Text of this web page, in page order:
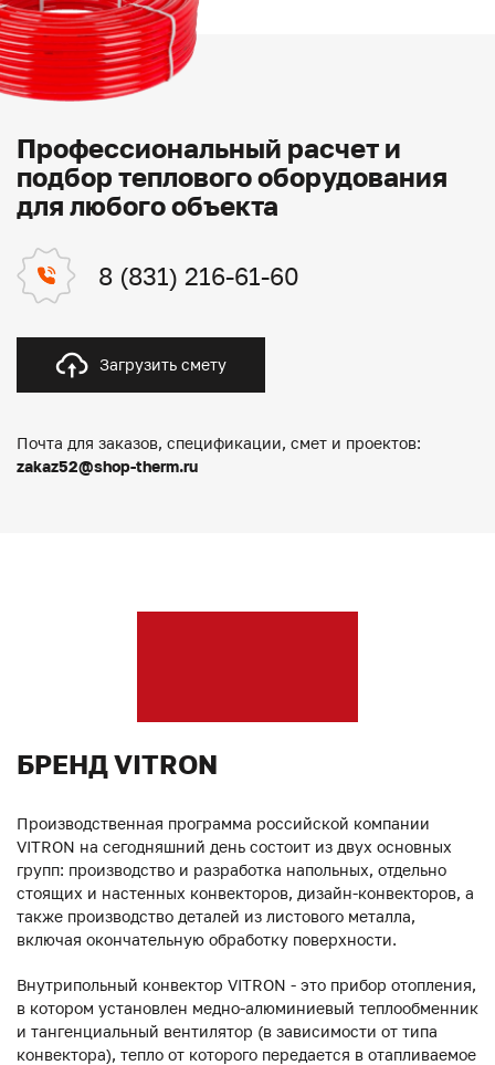
Профессиональный расчет и
подбор теплового оборудования
для любого объекта
8 (831) 216-61-60
Загрузить смету
Почта для заказов, спецификации, смет и проектов:
zakaz52@shop-therm.ru
БРЕНД VITRON
Производственная программа российской компании
VITRON на сегодняшний день состоит из двух основных
групп: производство и разработка напольных, отдельно
стоящих и настенных конвекторов, дизайн-конвекторов, а
также производство деталей из листового металла,
включая окончательную обработку поверхности.
Внутрипольный конвектор VITRON - это прибор отопления,
в котором установлен медно-алюминиевый теплообменник
и тангенциальный вентилятор (в зависимости от типа
конвектора), тепло от которого передается в отапливаемое